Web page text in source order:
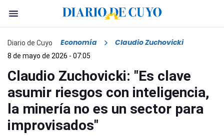
Diario de Cuyo Economía Claudio Zuchovicki
8 de mayo de 2026 - 07:05
Claudio Zuchovicki: "Es clave
asumir riesgos con inteligencia,
la minería no es un sector para
improvisados"